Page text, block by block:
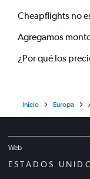
Cheapflights no
Agregamos
¿Por qué los
Inicio Europa
Web
ESTADOS